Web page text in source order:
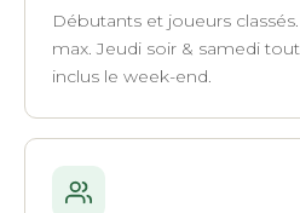
Débutants et joueurs
max. Jeudi soir & samedi
inclus le week-end.